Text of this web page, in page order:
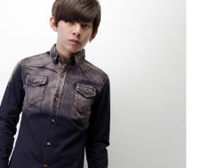
理人或監護人之同意方可使用
者引起之損失，本公司不負相關責
據個別帳號之用戶狀況，依本公司即
度不足之情形，本公司將視審查結果
資訊註冊。若發現惡意使用之情形，
戶之使用額度並採取法律行動。